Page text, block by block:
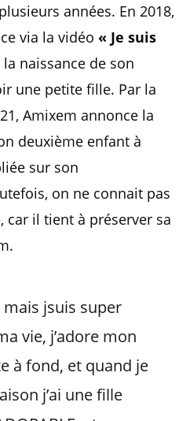
années. En 2018,
via la vidéo « Je suis
naissance de son
une petite fille. Par la
Amixem annonce la
deuxième enfant à
sur son
on ne connait pas
car il tient à préserver sa
mais jsuis super
vie, j’adore mon
à fond, et quand je
j’ai une fille